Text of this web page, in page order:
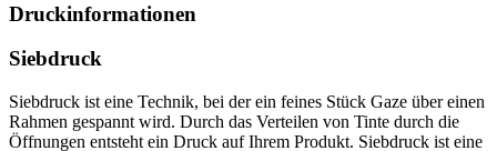
Druckinformationen
Siebdruck
Siebdruck ist eine Technik, bei der ein feines Stück Gaze über einen
Rahmen gespannt wird. Durch das Verteilen von Tinte durch die
Öffnungen entsteht ein Druck auf Ihrem Produkt. Siebdruck ist eine